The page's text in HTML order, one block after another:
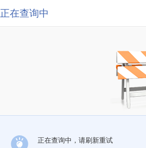
正在查询中
正在查询中，请刷新重试